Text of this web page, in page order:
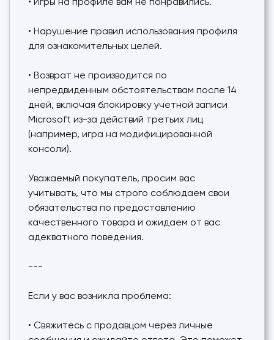
• Игры на профиле вам не понравились.
• Нарушение правил использования профиля
для ознакомительных целей.
• Возврат не производится по
непредвиденным обстоятельствам после 14
дней, включая блокировку учетной записи
Microsoft из-за действий третьих лиц
(например, игра на модифицированной
консоли).
Уважаемый покупатель, просим вас
учитывать, что мы строго соблюдаем свои
обязательства по предоставлению
качественного товара и ожидаем от вас
адекватного поведения.
---
Если у вас возникла проблема:
• Свяжитесь с продавцом через личные